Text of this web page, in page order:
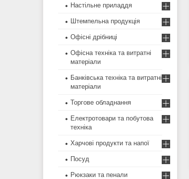
Настільне приладдя
Штемпельна продукція
Офісні дрібниці
Офісна техніка та витратні
матеріали
Банківська техніка та витратні
матеріали
Торгове обладнання
Електротовари та побутова
техніка
Харчові продукти та напої
Посуд
Рюкзаки та пенали